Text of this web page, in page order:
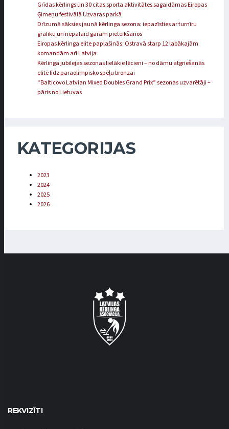
Grīdas kērlings un 30 citas sporta aktivitātes sagaidāmas Eiropas
Ģimeņu festivālā Uzvaras parkā
Drīzumā sāksies jaunā kērlinga sezona: iepazīsties ar turnīru
grafiku un nepalaid garām pieteikšanos
Eiropas kērlinga elite paplašinās: Ostravā starp 12 labākajām
komandām arī Latvija
Kērlinga jubilejas sezonas lielākie lēcieni – no dāmu atgriešanās
elitē līdz paraolimpisko spēļu bronzai
“Balticovo Latvian Mixed Doubles Grand Prix” sezonas uzvarētāji –
pāris no Lietuvas
KATEGORIJAS
2023
2024
2025
2026
REKVIZĪTI